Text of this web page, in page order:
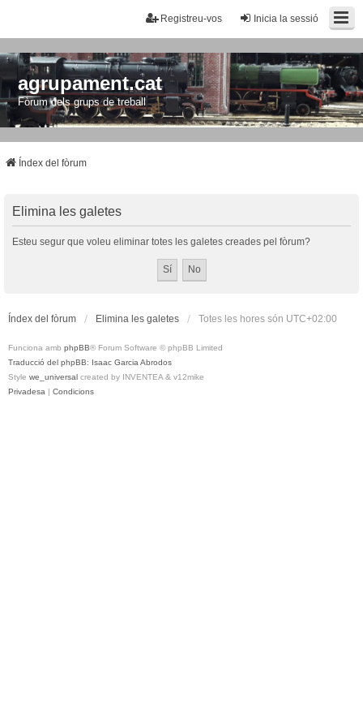
Inicia la sessió
Registreu-vos
agrupament.cat
Fòrum dels grups de treball
Índex del fòrum
Elimina les galetes
Esteu segur que voleu eliminar totes les galetes creades pel fòrum?
Índex del fòrum Elimina les galetes Totes les hores són UTC+02:00
Funciona amb phpBB® Forum Software © phpBB Limited
Traducció del phpBB: Isaac Garcia Abrodos
Style we_universal created by INVENTEA & v12mike
Privadesa | Condicions